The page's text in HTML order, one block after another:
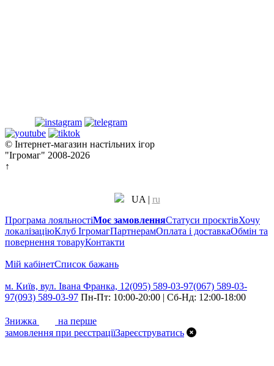
© Інтернет-магазин настільних ігор
"Ігромаг" 2008-2026
↑
UA | ru
Програма лояльностіМоє замовленняСтатуси проєктівХочу
локалізаціюКлуб ІгромагПартнерамОплата і доставкаОбмін та
повернення товаруКонтакти
Мій кабінетCписок бажань
м. Київ, вул. Івана Франка, 12(095) 589-03-97(067) 589-03-
97(093) 589-03-97 Пн-Пт: 10:00-20:00 | Сб-Нд: 12:00-18:00
Знижка
на перше
замовлення при реєстраціїЗареєструватись